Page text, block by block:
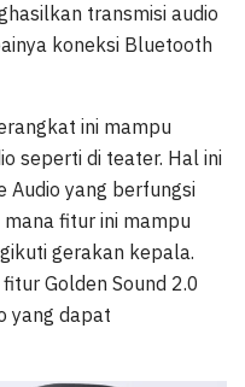
transmisi audio
koneksi Bluetooth
ini mampu
seperti di teater. Hal ini
Audio yang berfungsi
fitur ini mampu
gerakan kepala.
Golden Sound 2.0
yang dapat